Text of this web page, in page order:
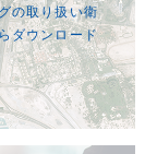
の取り扱い衛
ダウンロード